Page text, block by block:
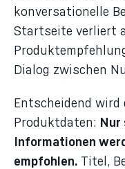
konversationelle
Startseite verliert
Dialog zwischen
Entscheidend
Produktdaten:
Informationen
empfohlen. Titel,